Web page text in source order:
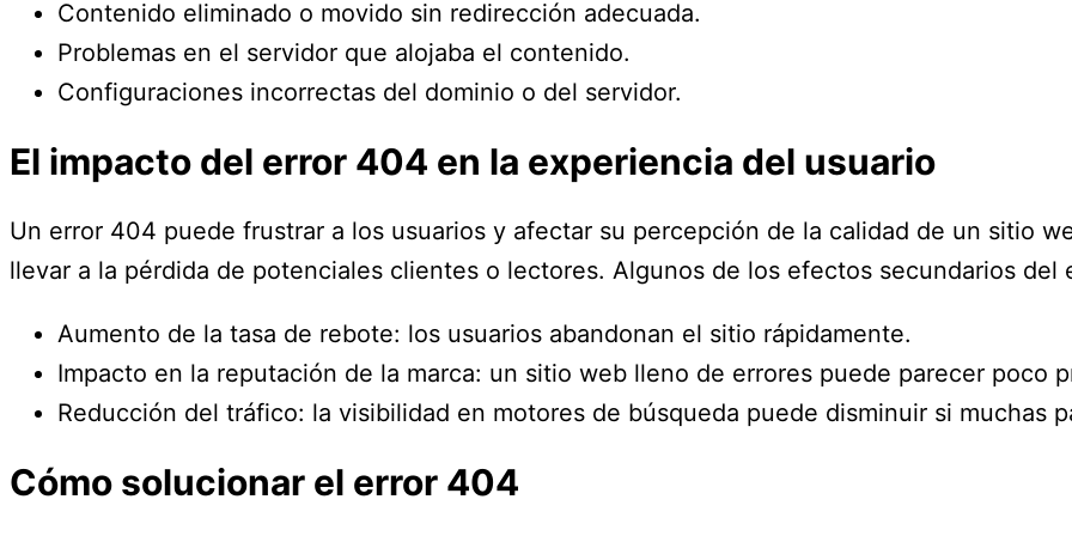
Contenido eliminado o movido sin redirección adecuada.
Problemas en el servidor que alojaba el contenido.
Configuraciones incorrectas del dominio o del servidor.
El impacto del error 404 en la experiencia del usuario
Un error 404 puede frustrar a los usuarios y afectar su percepción de la calidad de un sitio
llevar a la pérdida de potenciales clientes o lectores. Algunos de los efectos secundarios
Aumento de la tasa de rebote: los usuarios abandonan el sitio rápidamente.
Impacto en la reputación de la marca: un sitio web lleno de errores puede parecer poco
Reducción del tráfico: la visibilidad en motores de búsqueda puede disminuir si muchas
Cómo solucionar el error 404